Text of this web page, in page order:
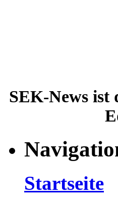
SEK-News ist
Startseite